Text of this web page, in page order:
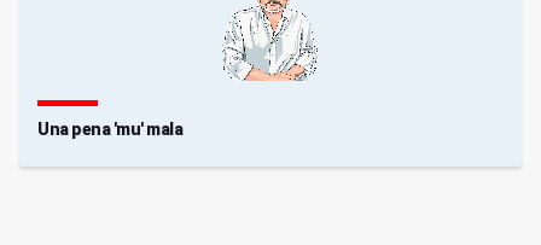
Una pena 'mu' mala